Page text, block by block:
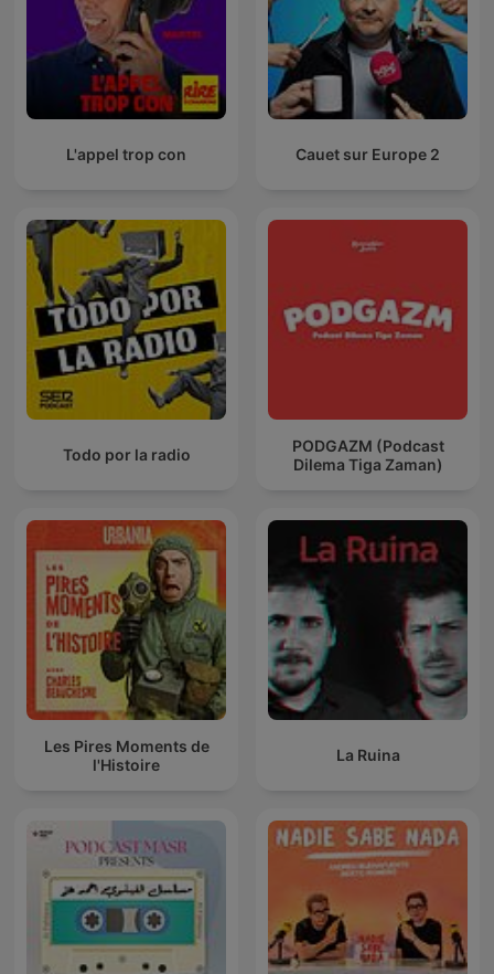
L'appel trop con Cauet sur Europe 2
Todo por la radio
PODGAZM (Podcast
Dilema Tiga Zaman)
Les Pires Moments de
l'Histoire
La Ruina